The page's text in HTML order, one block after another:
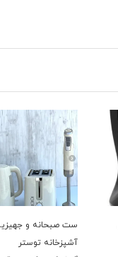
ست صبحانه و
آشپزخانه توستر